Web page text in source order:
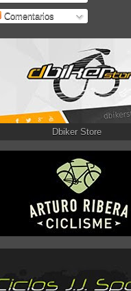
Comentarios
Dbiker Store